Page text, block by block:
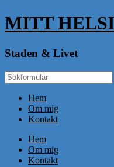
MITT
Staden & Livet
Hem
Om mig
Kontakt
Hem
Om mig
Kontakt